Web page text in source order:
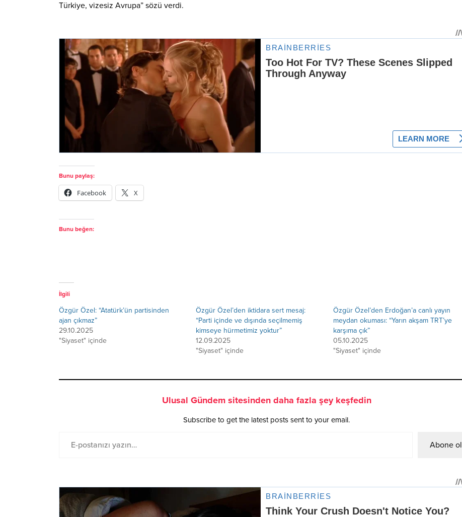
Türkiye, vizesiz Avrupa” sözü verdi.
Bunu paylaş:
Facebook X
Bunu beğen:
İlgili
Özgür Özel: “Atatürk’ün partisinden
ajan çıkmaz”
29.10.2025
"Siyaset" içinde
Özgür Özel’den iktidara sert mesaj:
“Parti içinde ve dışında seçilmemiş
kimseye hürmetimiz yoktur”
12.09.2025
"Siyaset" içinde
Özgür Özel’den Erdoğan’a canlı yayın
meydan okuması: “Yarın akşam TRT’ye
karşıma çık”
05.10.2025
"Siyaset" içinde
Ulusal Gündem sitesinden daha fazla şey keşfedin
Subscribe to get the latest posts sent to your email.
Abone ol